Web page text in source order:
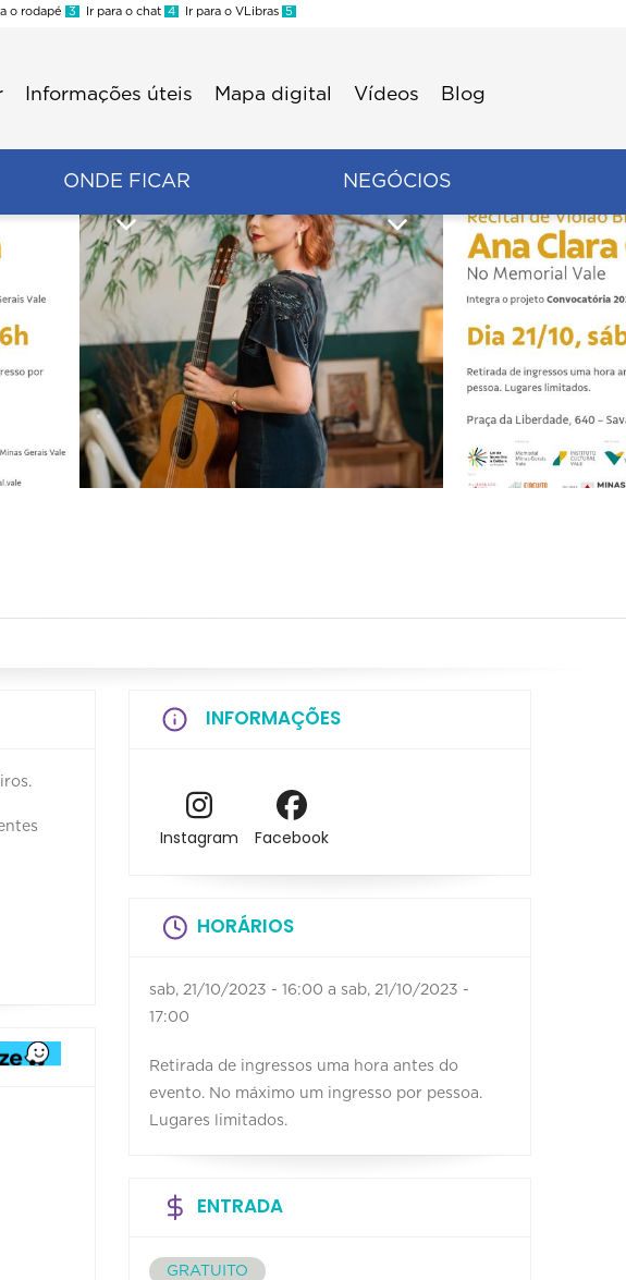
o rodapé 3 Ir para o chat 4 Ir para o VLibras 5
Informações úteis Mapa digital Vídeos Blog
ONDE FICAR NEGÓCIOS
INFORMAÇÕES
Instagram Facebook
HORÁRIOS
sab, 21/10/2023 - 16:00 a sab, 21/10/2023 -
17:00
Retirada de ingressos uma hora antes do
evento. No máximo um ingresso por pessoa.
Lugares limitados.
ENTRADA
GRATUITO